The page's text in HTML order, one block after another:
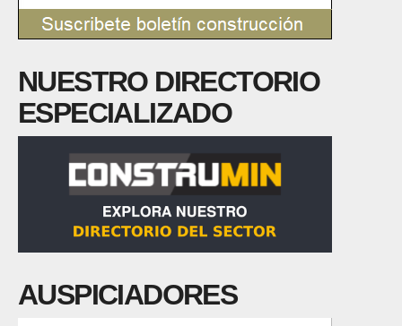
NUESTRO DIRECTORIO
ESPECIALIZADO
AUSPICIADORES